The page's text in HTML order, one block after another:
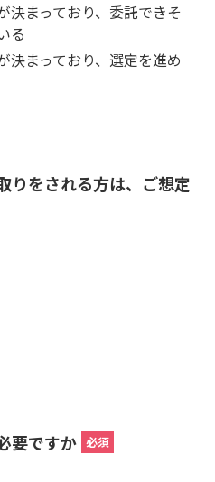
決まっており、委託できそ
る
決まっており、選定を進め
りをされる方は、ご想定
要ですか